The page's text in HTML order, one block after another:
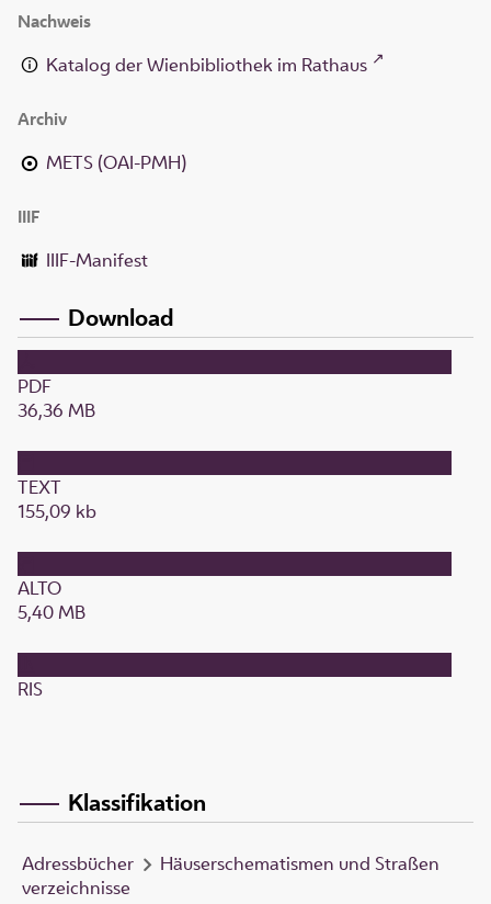
Nachweis
Katalog der Wienbibliothek im Rathaus
Archiv
METS (OAI-PMH)
IIIF
IIIF-Manifest
Download
PDF
36,36 MB
TEXT
155,09 kb
ALTO
5,40 MB
RIS
Klassifikation
Adressbücher
Häuserschematismen und Straßen
verzeichnisse